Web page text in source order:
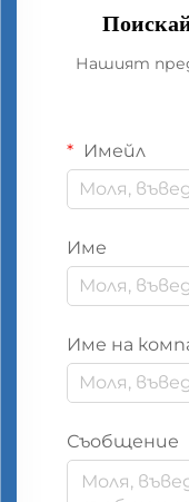
Нашият
Имейл
Име
Име на
Съобщение